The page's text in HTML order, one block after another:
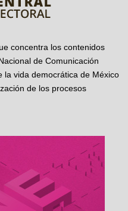
concentra los contenidos
de Comunicación
la vida democrática de México
de los procesos